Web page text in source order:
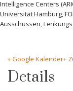
Intelligence Centers
Universität Hamburg,
Ausschüssen,
+ Google Kalender+
Details